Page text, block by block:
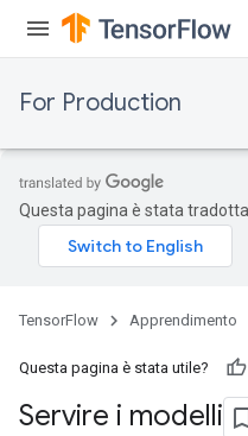
For Production
Questa pagina è stata
TensorFlow Apprendimento
Questa pagina è stata utile?
Servire i modelli